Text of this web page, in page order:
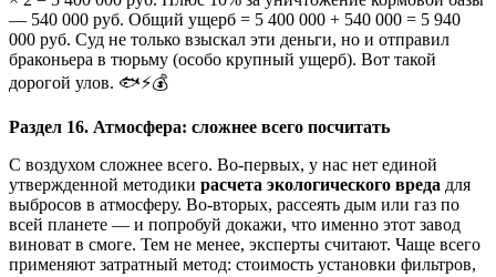
— 540 000 руб. Общий ущерб = 5 400 000 + 540 000 = 5 940
000 руб. Суд не только взыскал эти деньги, но и отправил
браконьера в тюрьму (особо крупный ущерб). Вот такой
дорогой улов. 🐟⚡💰
Раздел 16. Атмосфера: сложнее всего посчитать
С воздухом сложнее всего. Во-первых, у нас нет единой
утвержденной методики расчета экологического вреда для
выбросов в атмосферу. Во-вторых, рассеять дым или газ по
всей планете — и попробуй докажи, что именно этот завод
виноват в смоге. Тем не менее, эксперты считают. Чаще всего
применяют затратный метод: стоимость установки фильтров,